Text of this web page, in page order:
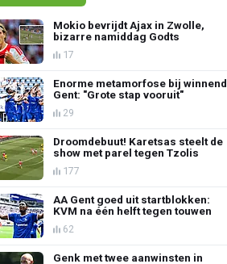
Mokio bevrijdt Ajax in Zwolle,
bizarre namiddag Godts
17
Enorme metamorfose bij winnend
Gent: "Grote stap vooruit"
29
Droomdebuut! Karetsas steelt de
show met parel tegen Tzolis
177
AA Gent goed uit startblokken:
KVM na één helft tegen touwen
62
Genk met twee aanwinsten in